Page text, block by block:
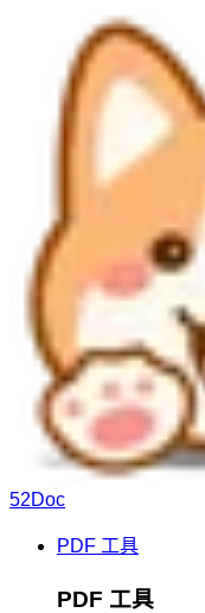
52Doc
PDF 工具
PDF 工具